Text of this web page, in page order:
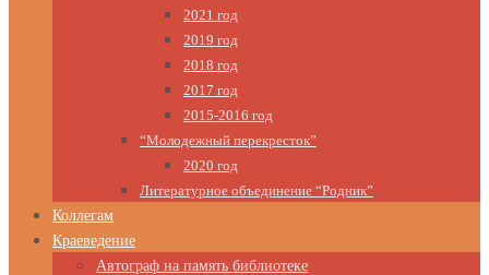
2021 год
2019 год
2018 год
2017 год
2015-2016 год
“Молодежный перекресток”
2020 год
Литературное объединение “Родник”
Коллегам
Краеведение
Автограф на память библиотеке